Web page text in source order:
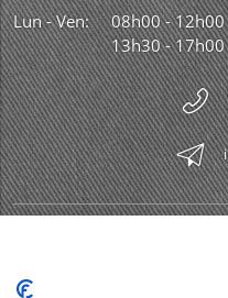
Lun - Ven:
08h00 - 12h00
13h30 - 17h00
LEGAL